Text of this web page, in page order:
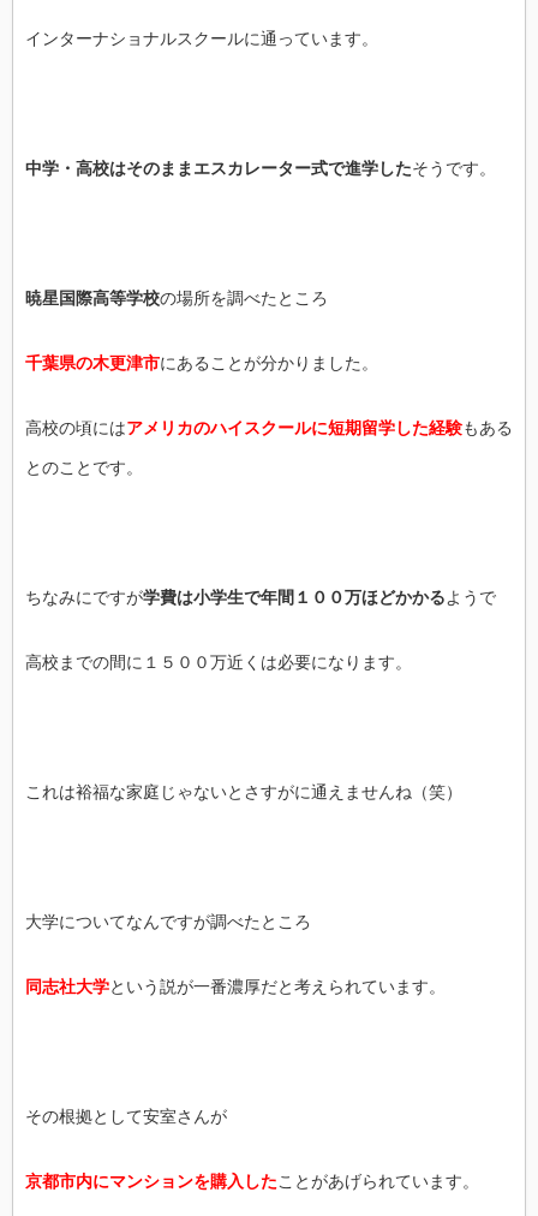
インターナショナルスクールに通っています。
中学・高校はそのままエスカレーター式で進学したそうです。
暁星国際高等学校の場所を調べたところ
千葉県の木更津市にあることが分かりました。
高校の頃にはアメリカのハイスクールに短期留学した経験もある
とのことです。
ちなみにですが学費は小学生で年間１００万ほどかかるようで
高校までの間に１５００万近くは必要になります。
これは裕福な家庭じゃないとさすがに通えませんね（笑）
大学についてなんですが調べたところ
同志社大学という説が一番濃厚だと考えられています。
その根拠として安室さんが
京都市内にマンションを購入したことがあげられています。